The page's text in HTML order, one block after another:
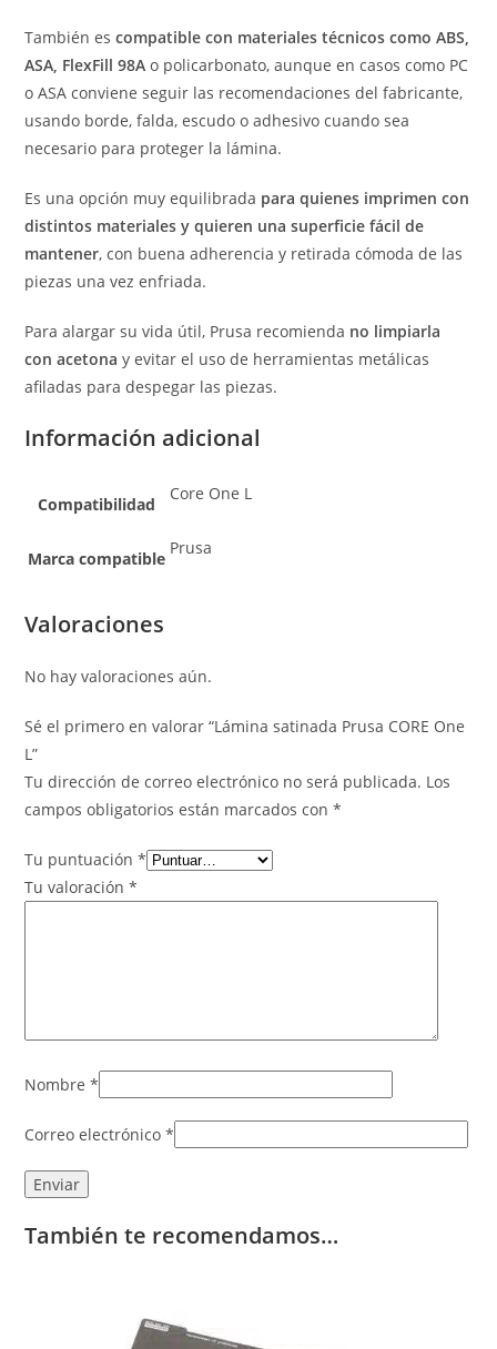
También escompatible con materiales técnicos como ABS,
ASA, FlexFill 98A o policarbonato, aunque en casos como PC
o ASA conviene seguir las recomendaciones del fabricante,
usando borde, falda, escudo o adhesivo cuando sea
necesario para proteger la lámina.
Es una opción muy equilibrada para quienes imprimen con
distintos materiales y quieren una superficie fácil de
mantener, con buena adherencia y retirada cómoda de las
piezas una vez enfriada.
Para alargar su vida útil, Prusa recomienda no limpiarla
con acetona y evitar el uso de herramientas metálicas
afiladas para despegar las piezas.
Información adicional
Compatibilidad
Core One L
Marca compatible
Prusa
Valoraciones
No hay valoraciones aún.
Sé el primero en valorar “Lámina satinada Prusa CORE One
L”
Tu dirección de correo electrónico no será publicada. Los
campos obligatorios están marcados con*
Tu puntuación*
Tu valoración*
Nombre*
Correo electrónico*
También te recomendamos…